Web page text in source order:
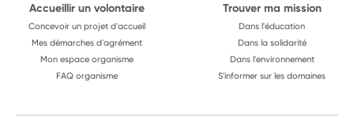
Accueillir un volontaire
Concevoir un projet d'accueil
Mes démarches d'agrément
Mon espace organisme
FAQ organisme
Trouver ma mission
Dans l'éducation
Dans la solidarité
Dans l'environnement
S'informer sur les domaines